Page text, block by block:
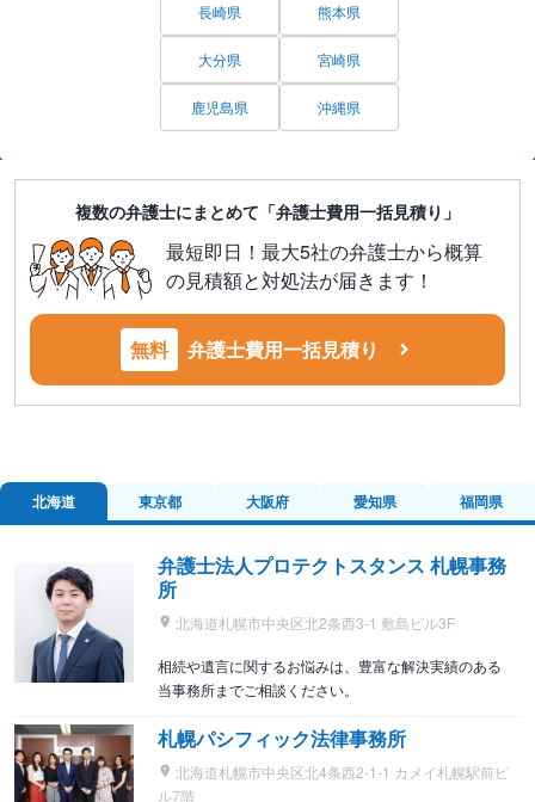
長崎県 熊本県
大分県 宮崎県
鹿児島県 沖縄県
複数の弁護士にまとめて「弁護士費用一括見積り」
最短即日！最大5社の弁護士から概算
の見積額と対処法が届きます！
無料 弁護士費用一括見積り
北海道 東京都 大阪府 愛知県 福岡県
弁護士法人プロテクトスタンス 札幌事務
所
北海道札幌市中央区北2条西3-1 敷島ビル3F
相続や遺言に関するお悩みは、豊富な解決実績のある
当事務所までご相談ください。
札幌パシフィック法律事務所
北海道札幌市中央区北4条西2-1-1 カメイ札幌駅前ビ
ル7階